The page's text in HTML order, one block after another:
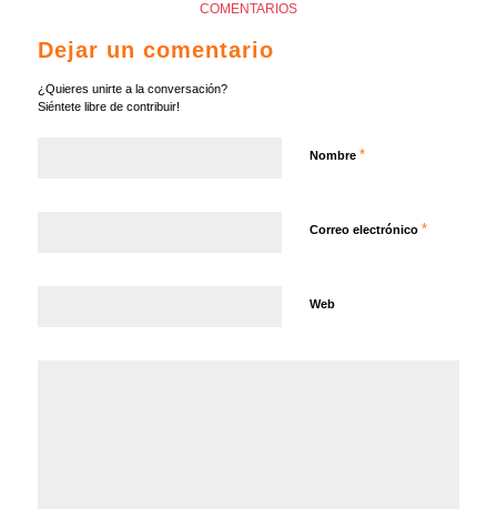
COMENTARIOS
Dejar un comentario
¿Quieres unirte a la conversación?
Siéntete libre de contribuir!
Nombre *
Correo electrónico *
Web